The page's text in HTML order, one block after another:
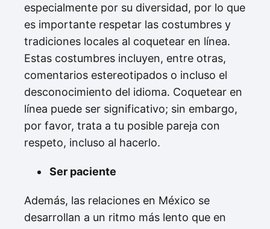
especialmente por su diversidad, por lo que
es importante respetar las costumbres y
tradiciones locales al coquetear en línea.
Estas costumbres incluyen, entre otras,
comentarios estereotipados o incluso el
desconocimiento del idioma. Coquetear en
línea puede ser significativo; sin embargo,
por favor, trata a tu posible pareja con
respeto, incluso al hacerlo.
Ser paciente
Además, las relaciones en México se
desarrollan a un ritmo más lento que en